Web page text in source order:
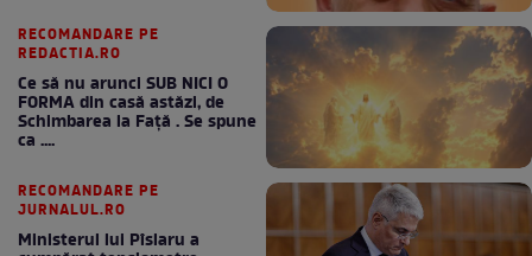
RECOMANDARE PE
REDACTIA.RO
Ce să nu arunci SUB NICI O
FORMA din casă astăzi, de
Schimbarea la Față . Se spune
ca ....
RECOMANDARE PE
JURNALUL.RO
Ministerul lui Pîslaru a